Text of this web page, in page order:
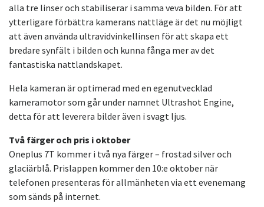
alla tre linser och stabiliserar i samma veva bilden. För att
ytterligare förbättra kamerans nattläge är det nu möjligt
att även använda ultravidvinkellinsen för att skapa ett
bredare synfält i bilden och kunna fånga mer av det
fantastiska nattlandskapet.
Hela kameran är optimerad med en egenutvecklad
kameramotor som går under namnet Ultrashot Engine,
detta för att leverera bilder även i svagt ljus.
Två färger och pris i oktober
Oneplus 7T kommer i två nya färger – frostad silver och
glaciärblå. Prislappen kommer den 10:e oktober när
telefonen presenteras för allmänheten via ett evenemang
som sänds på internet.